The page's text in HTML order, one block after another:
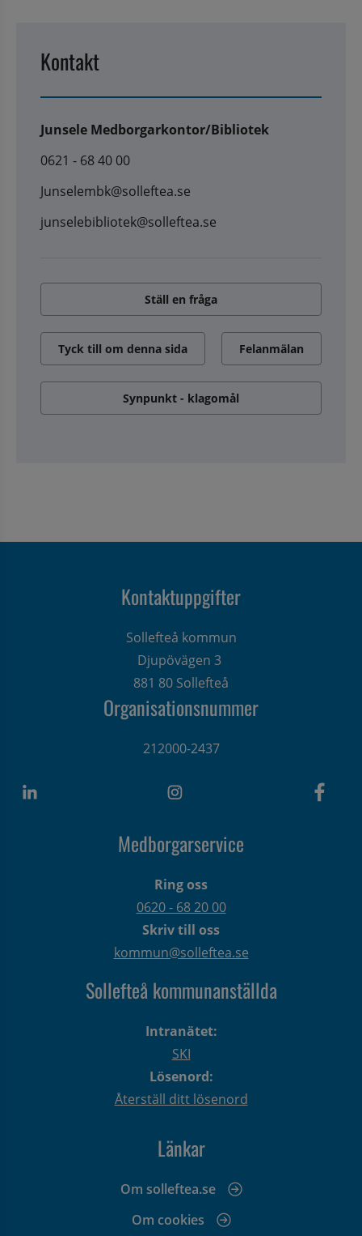
Kontakt
Junsele Medborgarkontor/Bibliotek
0621 - 68 40 00
Junselembk@solleftea.se
junselebibliotek@solleftea.se
Ställ en fråga
Tyck till om denna sida Felanmälan
Synpunkt - klagomål
Kontaktuppgifter
Sollefteå kommun
Djupövägen 3
881 80 Sollefteå
Organisationsnummer
212000-2437
Medborgarservice
Ring oss
0620 - 68 20 00
Skriv till oss
kommun@solleftea.se
Sollefteå kommunanställda
Intranätet:
SKI
Lösenord:
Återställ ditt lösenord
Länkar
Om solleftea.se
Om cookies